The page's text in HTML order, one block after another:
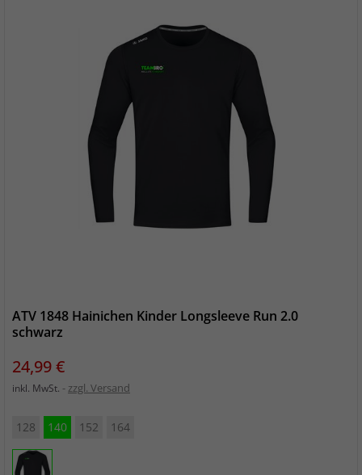
ATV 1848 Hainichen Kinder Longsleeve Run 2.0
schwarz
Preis
24,99 €
inkl. MwSt. zzgl. Versand
128 140 152 164